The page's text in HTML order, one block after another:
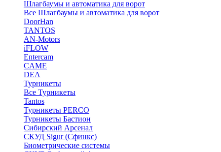
Шлагбаумы и автоматика для ворот
Все Шлагбаумы и автоматика для ворот
DoorHan
TANTOS
AN-Motors
iFLOW
Entercam
CAME
DEA
Турникеты
Все Турникеты
Tantos
Турникеты PERCO
Турникеты Бастион
Сибирский Арсенал
СКУД Sigur (Сфинкс)
Биометрические системы